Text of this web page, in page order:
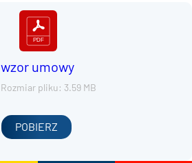
wzor umowy
Rozmiar pliku: 3.59 MB
POBIERZ